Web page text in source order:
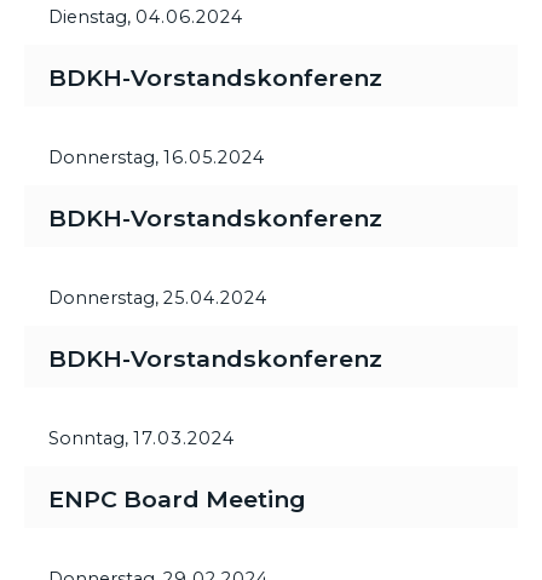
Dienstag, 04.06.2024
BDKH-Vorstandskonferenz
Donnerstag, 16.05.2024
BDKH-Vorstandskonferenz
Donnerstag, 25.04.2024
BDKH-Vorstandskonferenz
Sonntag, 17.03.2024
ENPC Board Meeting